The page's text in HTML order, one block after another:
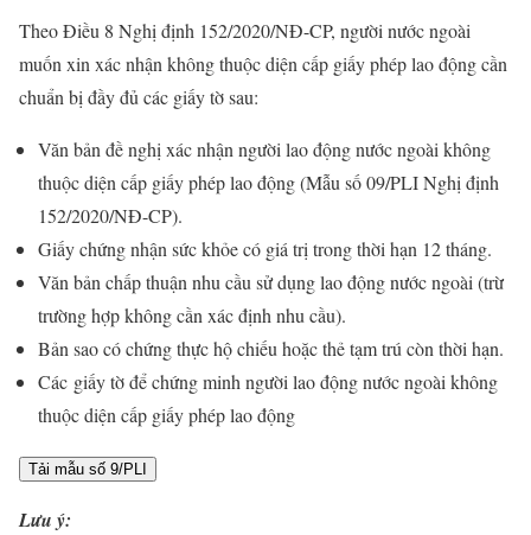
Theo Điều 8 Nghị định 152/2020/NĐ-CP, người nước ngoài
muốn xin xác nhận không thuộc diện cấp giấy phép lao động cần
chuẩn bị đầy đủ các giấy tờ sau:
Văn bản đề nghị xác nhận người lao động nước ngoài không
thuộc diện cấp giấy phép lao động (Mẫu số 09/PLI Nghị định
152/2020/NĐ-CP).
Giấy chứng nhận sức khỏe có giá trị trong thời hạn 12 tháng.
Văn bản chấp thuận nhu cầu sử dụng lao động nước ngoài (trừ
trường hợp không cần xác định nhu cầu).
Bản sao có chứng thực hộ chiếu hoặc thẻ tạm trú còn thời hạn.
Các giấy tờ để chứng minh người lao động nước ngoài không
thuộc diện cấp giấy phép lao động
Tải mẫu số 9/PLI
Lưu ý: